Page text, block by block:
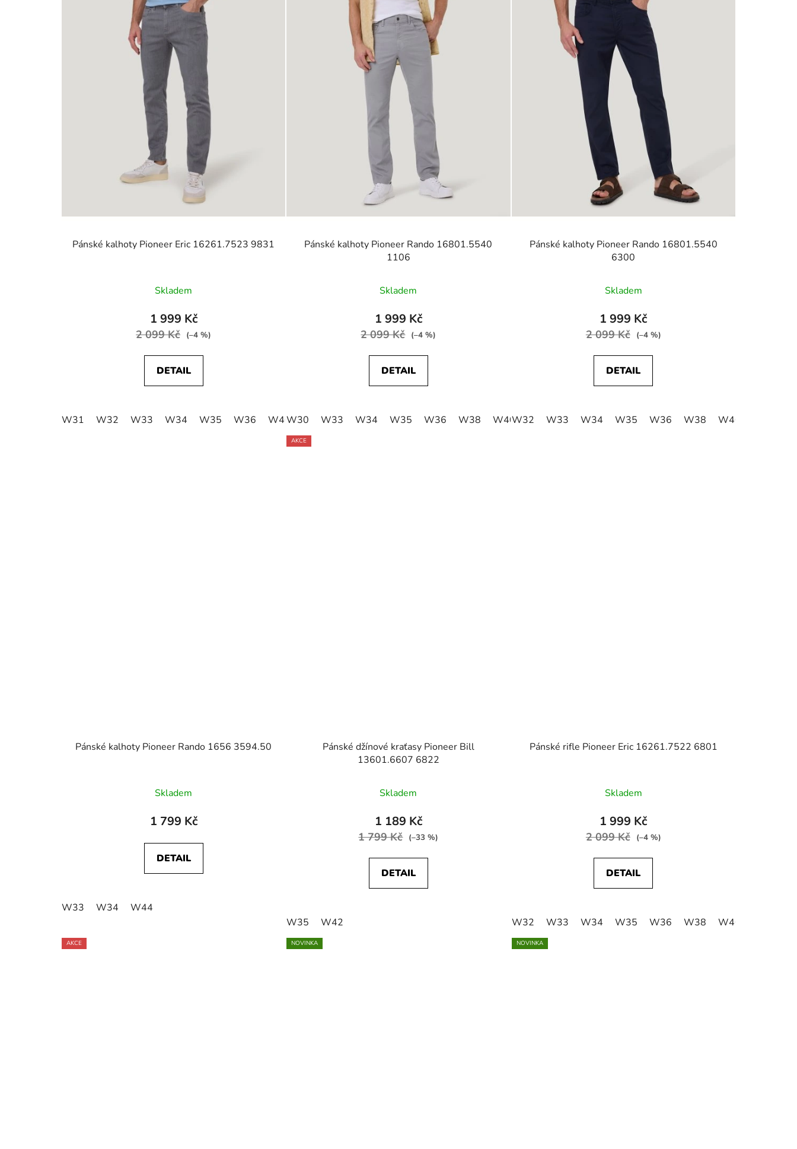
Pánské kalhoty Pioneer Eric 16261.7523 9831
Skladem
1 999 Kč
2 099 Kč (–4 %)
DETAIL
W31 W32 W33 W34 W35 W36 W40 W41 W42
Pánské kalhoty Pioneer Rando 16801.5540
1106
Skladem
1 999 Kč
2 099 Kč (–4 %)
DETAIL
W30 W33 W34 W35 W36 W38 W40 W41 W42 W44
Pánské kalhoty Pioneer Rando 16801.5540
6300
Skladem
1 999 Kč
2 099 Kč (–4 %)
DETAIL
W32 W33 W34 W35 W36 W38 W40
Pánské kalhoty Pioneer Rando 1656 3594.50
Skladem
1 799 Kč
DETAIL
W33 W34 W44
AKCE
Pánské džínové kraťasy Pioneer Bill
13601.6607 6822
Skladem
1 189 Kč
1 799 Kč (–33 %)
DETAIL
W35 W42
Pánské rifle Pioneer Eric 16261.7522 6801
Skladem
1 999 Kč
2 099 Kč (–4 %)
DETAIL
W32 W33 W34 W35 W36 W38 W40
AKCE NOVINKA NOVINKA